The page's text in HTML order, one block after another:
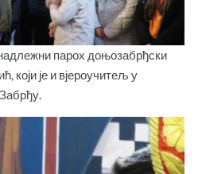
парох доњозабрђски
који је и вјероучитељ у